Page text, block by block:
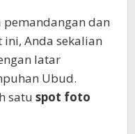
dan
Anda sekalian
latar
Ubud.
satu spot foto